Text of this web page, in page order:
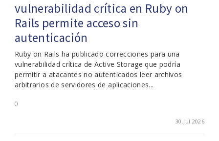
vulnerabilidad crítica en Ruby on
Rails permite acceso sin
autenticación
Ruby on Rails ha publicado correcciones para una
vulnerabilidad crítica de Active Storage que podría
permitir a atacantes no autenticados leer archivos
arbitrarios de servidores de aplicaciones...
()
30.Jul.2026